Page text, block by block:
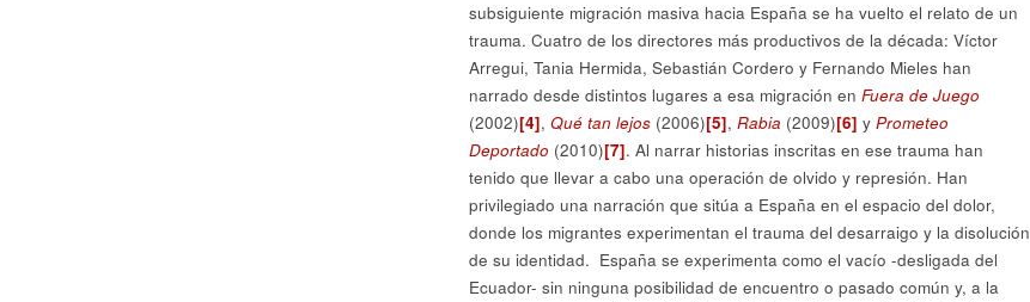
subsiguiente migración masiva hacia España se ha vuelto el relato de un
trauma. Cuatro de los directores más productivos de la década: Víctor
Arregui, Tania Hermida, Sebastián Cordero y Fernando Mieles han
narrado desde distintos lugares a esa migración en Fuera de Juego
(2002)[4], Qué tan lejos (2006)[5], Rabia (2009)[6] y Prometeo
Deportado (2010)[7]. Al narrar historias inscritas en ese trauma han
tenido que llevar a cabo una operación de olvido y represión. Han
privilegiado una narración que sitúa a España en el espacio del dolor,
donde los migrantes experimentan el trauma del desarraigo y la disolución
de su identidad. España se experimenta como el vacío -desligada del
Ecuador- sin ninguna posibilidad de encuentro o pasado común y, a la